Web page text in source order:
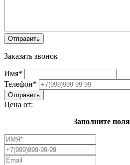
Заказать звонок
Имя*
Телефон*
Цена от:
Заполните